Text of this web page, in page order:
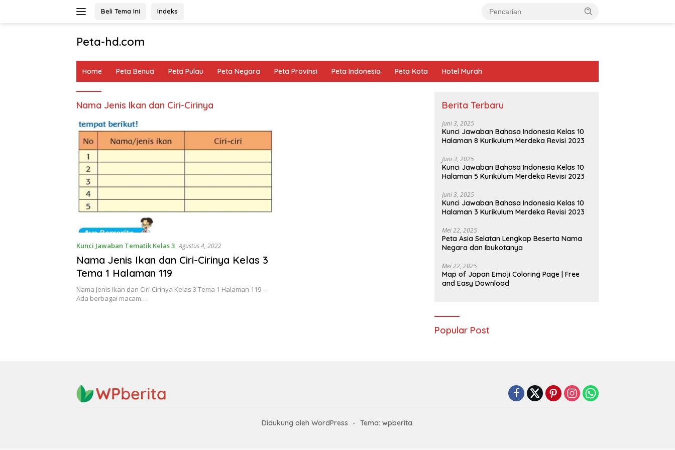
Beli Tema Ini Indeks
Peta-hd.com
Gambar
HD
Home Peta Benua Peta Pulau Peta Negara Peta Provinsi Peta Indonesia Peta Kota Hotel Murah
Nama Jenis Ikan dan Ciri-Cirinya
Kunci Jawaban Tematik Kelas 3 Agustus 4, 2022
Nama Jenis Ikan dan Ciri-Cirinya Kelas 3
Tema 1 Halaman 119
Nama Jenis Ikan dan Ciri-Cirinya Kelas 3 Tema 1 Halaman 119 –
Ada berbagai macam…
Berita Terbaru
Juni 3, 2025
Kunci Jawaban Bahasa Indonesia Kelas 10
Halaman 8 Kurikulum Merdeka Revisi 2023
Juni 3, 2025
Kunci Jawaban Bahasa Indonesia Kelas 10
Halaman 5 Kurikulum Merdeka Revisi 2023
Juni 3, 2025
Kunci Jawaban Bahasa Indonesia Kelas 10
Halaman 3 Kurikulum Merdeka Revisi 2023
Mei 22, 2025
Peta Asia Selatan Lengkap Beserta Nama
Negara dan Ibukotanya
Mei 22, 2025
Map of Japan Emoji Coloring Page | Free
and Easy Download
Popular Post
Didukung oleh WordPress - Tema: wpberita.